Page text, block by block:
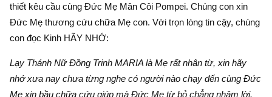
thiết kêu cầu cùng Đức Mẹ Mân Côi Pompei. Chúng con xin
Đức Mẹ thương cứu chữa Mẹ con. Với trọn lòng tin cậy, chúng
con đọc Kinh HÃY NHỚ:
Lạy Thánh Nữ Đồng Trinh MARIA là Mẹ rất nhân từ, xin hãy
nhớ xưa nay chưa từng nghe có người nào chạy đến cùng Đức
Mẹ xin bầu chữa cứu giúp mà Đức Mẹ từ bỏ chẳng nhậm lời.